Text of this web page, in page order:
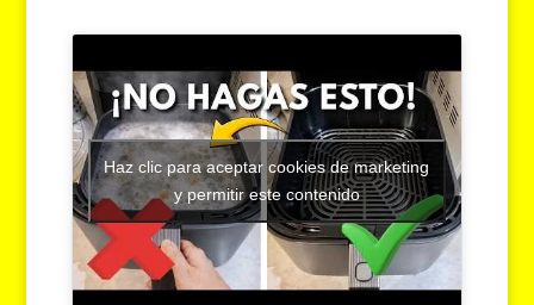
Haz clic para aceptar cookies de marketing
y permitir este contenido